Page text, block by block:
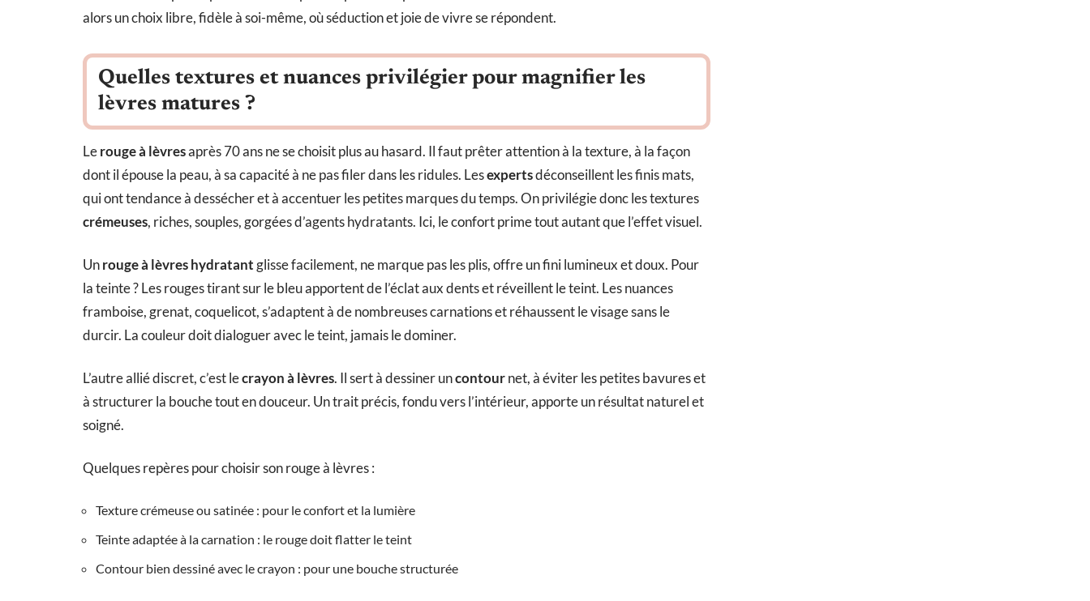
alors un choix libre, fidèle à soi-même, où séduction et joie de vivre se répondent.
Quelles textures et nuances privilégier pour magnifier les
lèvres matures ?
Lerouge à lèvresaprès 70 ans ne se choisit plus au hasard. Il faut prêter attention à la texture, à la façon
dont il épouse la peau, à sa capacité à ne pas filer dans les ridules. Lesexpertsdéconseillent les finis mats,
qui ont tendance à dessécher et à accentuer les petites marques du temps. On privilégie donc les textures
crémeuses, riches, souples, gorgées d’agents hydratants. Ici, le confort prime tout autant que l’effet visuel.
Unrouge à lèvres hydratant glisse facilement, ne marque pas les plis, offre un fini lumineux et doux. Pour
la teinte ? Les rouges tirant sur le bleu apportent de l’éclat aux dents et réveillent le teint. Les nuances
framboise, grenat, coquelicot, s’adaptent à de nombreuses carnations et réhaussent le visage sans le
durcir. La couleur doit dialoguer avec le teint, jamais le dominer.
L’autre allié discret, c’est lecrayon à lèvres. Il sert à dessiner uncontournet, à éviter les petites bavures et
à structurer la bouche tout en douceur. Un trait précis, fondu vers l’intérieur, apporte un résultat naturel et
soigné.
Quelques repères pour choisir son rouge à lèvres :
Texture crémeuse ou satinée : pour le confort et la lumière
Teinte adaptée à la carnation : le rouge doit flatter le teint
Contour bien dessiné avec le crayon : pour une bouche structurée